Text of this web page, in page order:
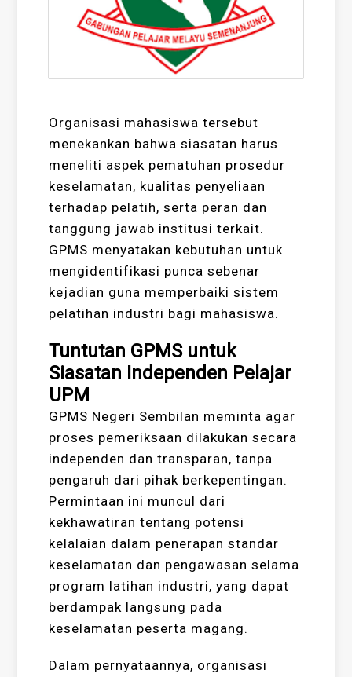
Organisasi mahasiswa tersebut
menekankan bahwa siasatan harus
meneliti aspek pematuhan prosedur
keselamatan, kualitas penyeliaan
terhadap pelatih, serta peran dan
tanggung jawab institusi terkait.
GPMS menyatakan kebutuhan untuk
mengidentifikasi punca sebenar
kejadian guna memperbaiki sistem
pelatihan industri bagi mahasiswa.
Tuntutan GPMS untuk
Siasatan Independen Pelajar
UPM
GPMS Negeri Sembilan meminta agar
proses pemeriksaan dilakukan secara
independen dan transparan, tanpa
pengaruh dari pihak berkepentingan.
Permintaan ini muncul dari
kekhawatiran tentang potensi
kelalaian dalam penerapan standar
keselamatan dan pengawasan selama
program latihan industri, yang dapat
berdampak langsung pada
keselamatan peserta magang.
Dalam pernyataannya, organisasi